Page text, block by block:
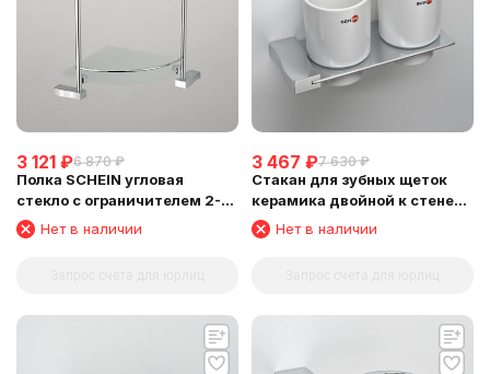
3 121 ₽6 870 ₽
Полка SCHEIN угловая
стекло с ограничителем 2-
этажная (NL3212B)
Нет в наличии
3 467 ₽7 630 ₽
Стакан для зубных щеток
керамика двойной к стене
SCHEIN (324C)
Нет в наличии